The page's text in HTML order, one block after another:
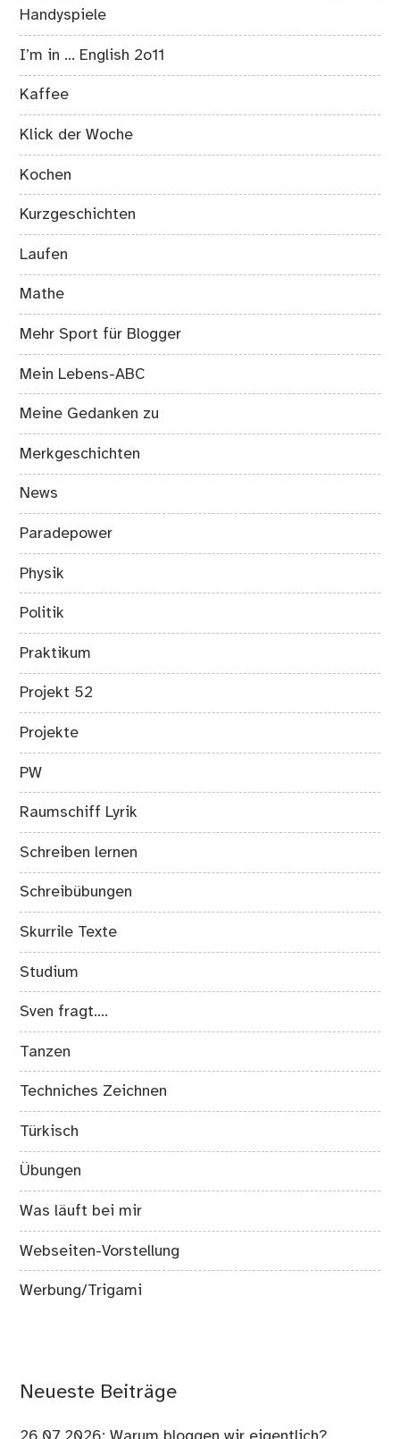
Handyspiele
I’m in … English 2o11
Kaffee
Klick der Woche
Kochen
Kurzgeschichten
Laufen
Mathe
Mehr Sport für Blogger
Mein Lebens-ABC
Meine Gedanken zu
Merkgeschichten
News
Paradepower
Physik
Politik
Praktikum
Projekt 52
Projekte
PW
Raumschiff Lyrik
Schreiben lernen
Schreibübungen
Skurrile Texte
Studium
Sven fragt….
Tanzen
Techniches Zeichnen
Türkisch
Übungen
Was läuft bei mir
Webseiten-Vorstellung
Werbung/Trigami
Neueste Beiträge